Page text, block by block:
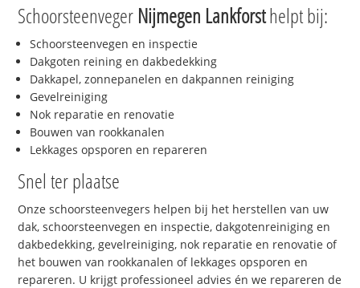
Schoorsteenveger Nijmegen Lankforsthelpt bij:
Schoorsteenvegen en inspectie
Dakgoten reining en dakbedekking
Dakkapel, zonnepanelen en dakpannen reiniging
Gevelreiniging
Nok reparatie en renovatie
Bouwen van rookkanalen
Lekkages opsporen en repareren
Snel ter plaatse
Onze schoorsteenvegers helpen bij het herstellen van uw
dak, schoorsteenvegen en inspectie, dakgotenreiniging en
dakbedekking, gevelreiniging, nok reparatie en renovatie of
het bouwen van rookkanalen of lekkages opsporen en
repareren. U krijgt professioneel advies én we repareren de